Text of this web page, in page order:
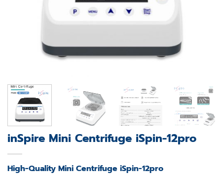
inSpire Mini Centrifuge iSpin-12pro
High-Quality Mini Centrifuge iSpin-12pro